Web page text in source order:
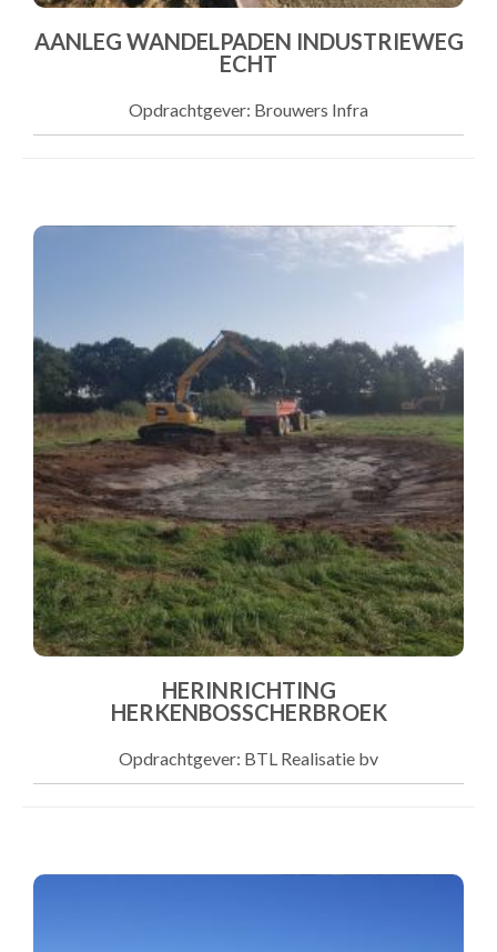
AANLEG WANDELPADEN INDUSTRIEWEG
ECHT
Opdrachtgever: Brouwers Infra
HERINRICHTING
HERKENBOSSCHERBROEK
Opdrachtgever: BTL Realisatie bv